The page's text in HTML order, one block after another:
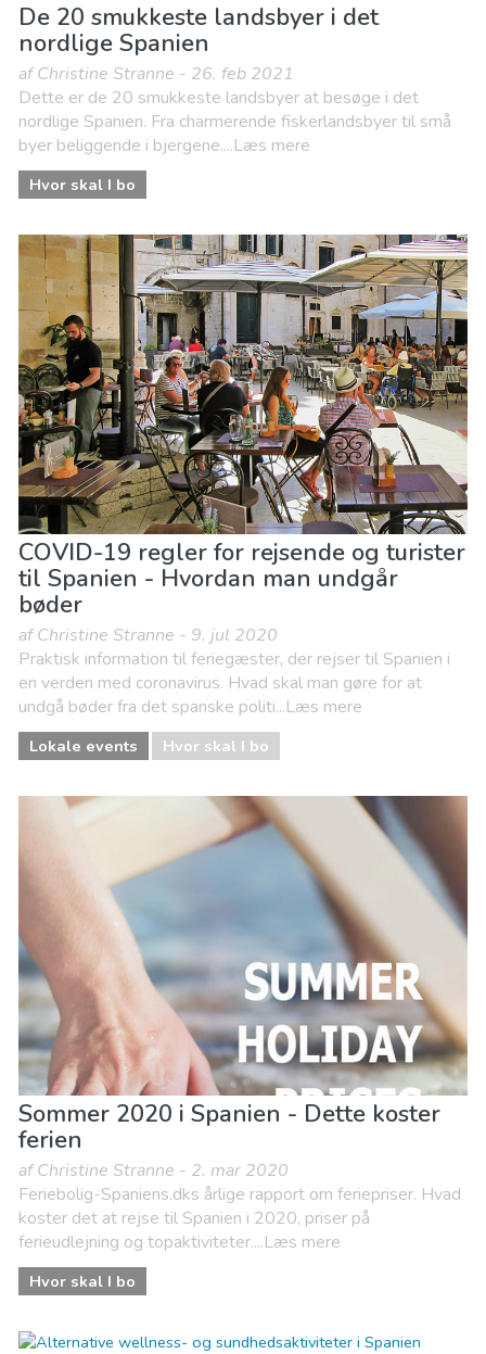
De 20 smukkeste landsbyer i det
nordlige Spanien
af Christine Stranne - 26. feb 2021
Dette er de 20 smukkeste landsbyer at besøge i det
nordlige Spanien. Fra charmerende fiskerlandsbyer til små
byer beliggende i bjergene....Læs mere
Hvor skal I bo
COVID-19 regler for rejsende og turister
til Spanien - Hvordan man undgår
bøder
af Christine Stranne - 9. jul 2020
Praktisk information til feriegæster, der rejser til Spanien i
en verden med coronavirus. Hvad skal man gøre for at
undgå bøder fra det spanske politi...Læs mere
Lokale events Hvor skal I bo
Sommer 2020 i Spanien - Dette koster
ferien
af Christine Stranne - 2. mar 2020
Feriebolig-Spaniens.dks årlige rapport om feriepriser. Hvad
koster det at rejse til Spanien i 2020, priser på
ferieudlejning og topaktiviteter....Læs mere
Hvor skal I bo